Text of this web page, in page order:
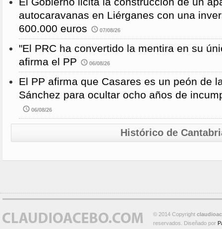
autocaravanas en Liérganes con una
600.000 euros
07/08/26
"El PRC ha convertido la mentira en su
afirma el PP
06/08/26
El PP afirma que Casares es un peón de
Sánchez para ocultar ocho años de
06/08/26
Histórico de
© 2014 Copyright
reservados. Diseñado por